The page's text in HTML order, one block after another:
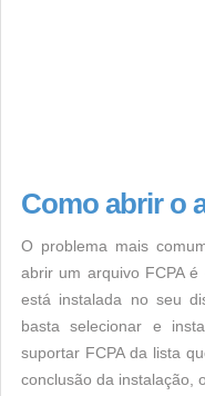
Como abrir o
O problema mais
abrir um arquivo FCPA
está instalada no seu
basta selecionar e
suportar FCPA da lista
conclusão da instalação,